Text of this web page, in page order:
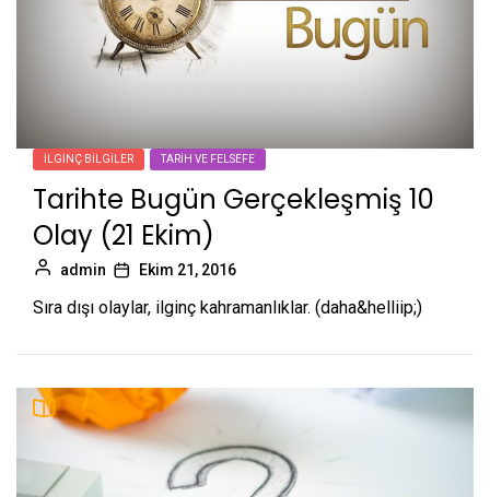
İLGINÇ BILGILER TARIH VE FELSEFE
Tarihte Bugün Gerçekleşmiş 10
Olay (21 Ekim)
admin Ekim 21, 2016
Sıra dışı olaylar, ilginç kahramanlıklar. (daha&helliip;)